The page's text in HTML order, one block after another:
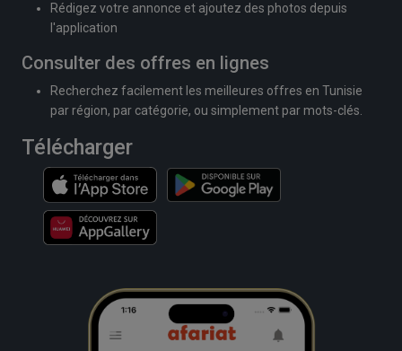
Rédigez votre annonce et ajoutez des photos depuis
l'application
Consulter des offres en lignes
Recherchez facilement les meilleures offres en Tunisie
par région, par catégorie, ou simplement par mots-clés.
Télécharger